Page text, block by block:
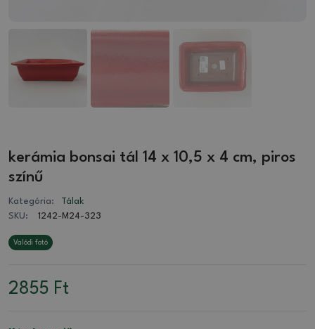
kerámia bonsai tál 14 x 10,5 x 4 cm, piros
színű
Kategória:
Tálak
SKU:
1242-M24-323
Valódi fotó
2855 Ft